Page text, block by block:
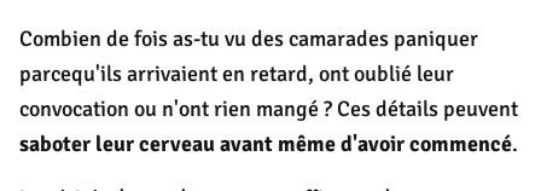
Combien de fois as-tu vu des camarades paniquer
parcequ'ils arrivaient en retard, ont oublié leur
convocation ou n'ont rien mangé ? Ces détails peuvent
saboter leur cerveau avant même d'avoir commencé.